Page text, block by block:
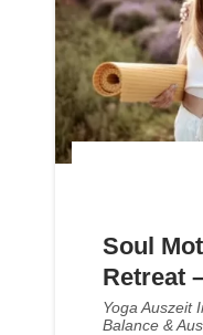
Soul
Retreat
Balance
Yoga Auszeit
Balance &